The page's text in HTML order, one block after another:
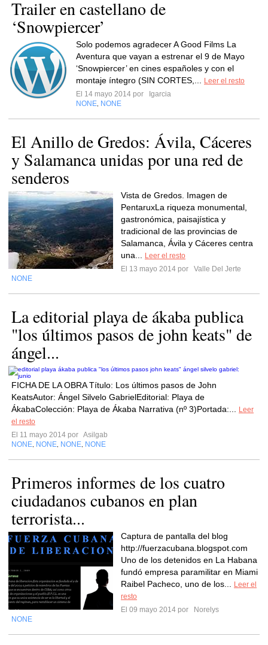
Trailer en castellano de
‘Snowpiercer’
Solo podemos agradecer A Good Films La
Aventura que vayan a estrenar el 9 de Mayo
‘Snowpiercer’ en cines españoles y con el
montaje íntegro (SIN CORTES,...
Leer el resto
El 14 mayo 2014 por
Igarcia
NONE NONE
El Anillo de Gredos: Ávila, Cáceres
y Salamanca unidas por una red de
senderos
Vista de Gredos. Imagen de
PentaruxLa riqueza monumental,
gastronómica, paisajística y
tradicional de las provincias de
Salamanca, Ávila y Cáceres centra
una...
Leer el resto
El 13 mayo 2014 por
Valle Del Jerte
NONE
La editorial playa de ákaba publica
"los últimos pasos de john keats" de
ángel...
FICHA DE LA OBRA Título: Los últimos pasos de John
KeatsAutor: Ángel Silvelo GabrielEditorial: Playa de
ÁkabaColección: Playa de Ákaba Narrativa (nº 3)Portada:...
Leer
el resto
El 11 mayo 2014 por Asilgab
NONE NONE NONE NONE
Primeros informes de los cuatro
ciudadanos cubanos en plan
terrorista...
Captura de pantalla del blog
http://fuerzacubana.blogspot.com
Uno de los detenidos en La Habana
fundó empresa paramilitar en Miami
Raibel Pacheco, uno de los...
Leer el
resto
El 09 mayo 2014 por
Norelys
NONE